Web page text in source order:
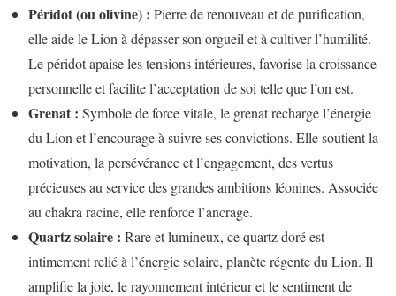
Péridot (ou olivine) : Pierre de renouveau et de purification,
elle aide le Lion à dépasser son orgueil et à cultiver l’humilité.
Le péridot apaise les tensions intérieures, favorise la croissance
personnelle et facilite l’acceptation de soi telle que l’on est.
Grenat : Symbole de force vitale, le grenat recharge l’énergie
du Lion et l’encourage à suivre ses convictions. Elle soutient la
motivation, la persévérance et l’engagement, des vertus
précieuses au service des grandes ambitions léonines. Associée
au chakra racine, elle renforce l’ancrage.
Quartz solaire : Rare et lumineux, ce quartz doré est
intimement relié à l’énergie solaire, planète régente du Lion. Il
amplifie la joie, le rayonnement intérieur et le sentiment de